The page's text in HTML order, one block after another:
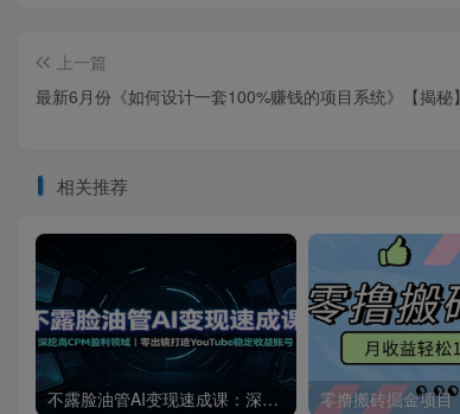
上一篇
最新6月份《如何设计一套100%赚钱的项目系统》【揭秘】
相关推荐
不露脸油管AI变现速成课：深挖高CPM盈利领域，零出镜打造YouTube稳定收益账号